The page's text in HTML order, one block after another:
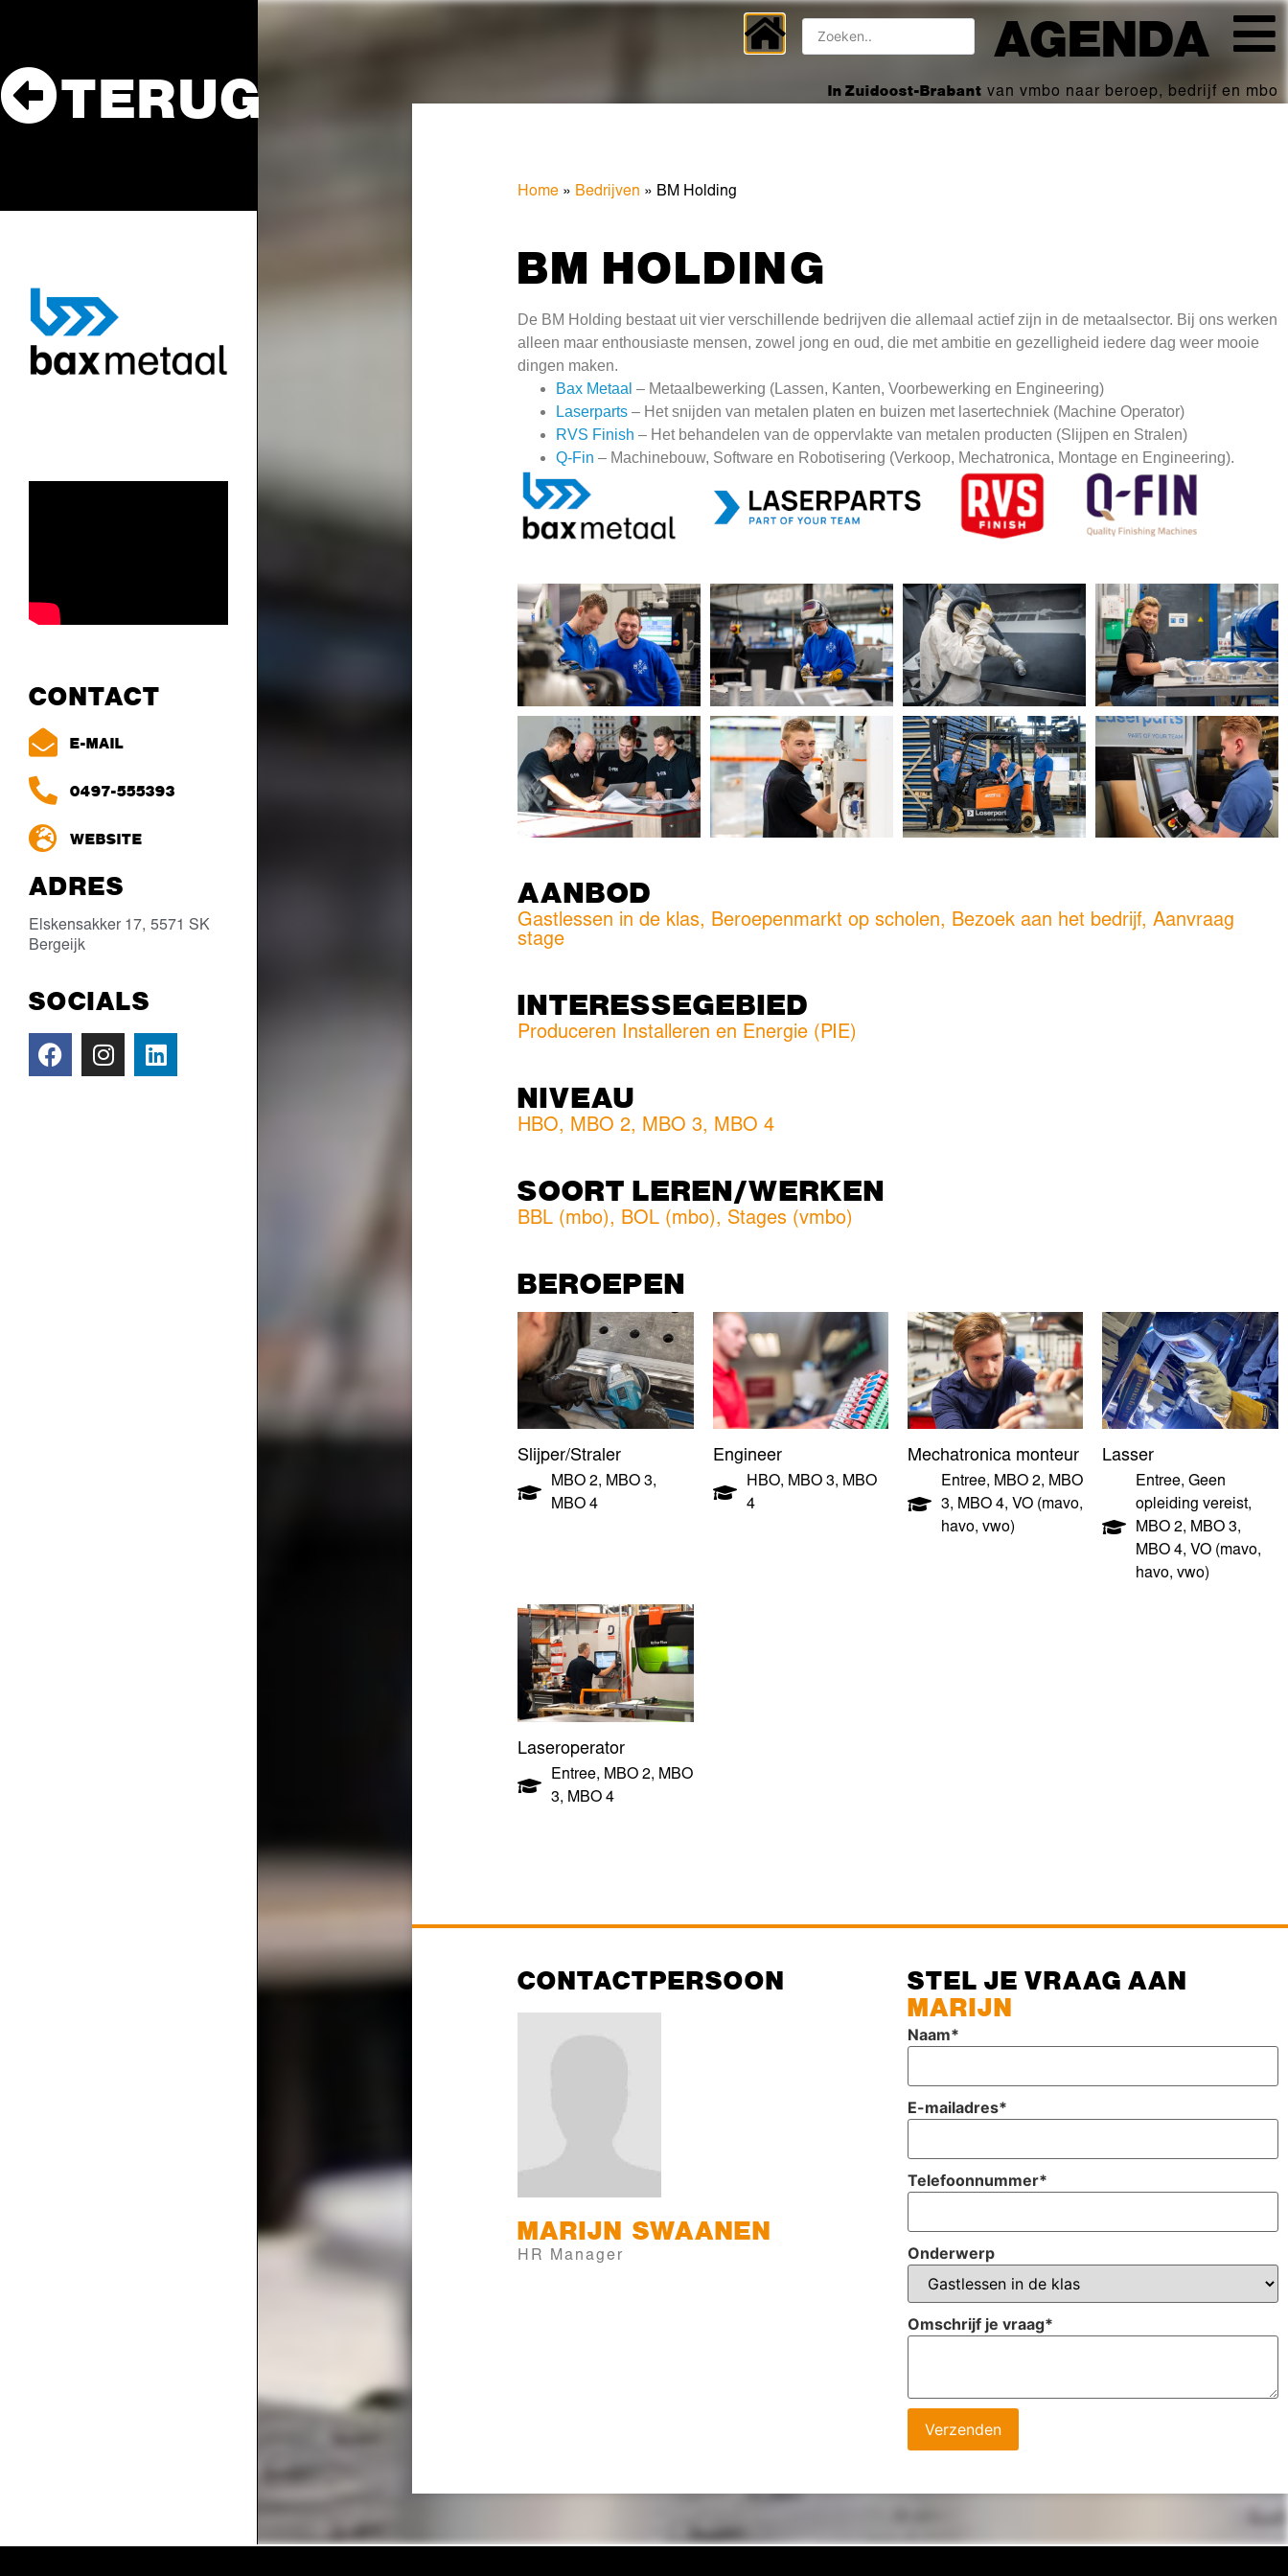
TERUG
CONTACT
E-MAIL
0497-555393
WEBSITE
ADRES
Elskensakker 17, 5571 SK
Bergeijk
SOCIALS
Home » Bedrijven » BM Holding
BM HOLDING
De BM Holding bestaat uit vier verschillende bedrijven die allemaal actief zijn in de metaalsector. Bij ons werken
alleen maar enthousiaste mensen, zowel jong en oud, die met ambitie en gezelligheid iedere dag weer mooie
dingen maken.
Bax Metaal – Metaalbewerking (Lassen, Kanten, Voorbewerking en Engineering)
Laserparts – Het snijden van metalen platen en buizen met lasertechniek (Machine Operator)
RVS Finish – Het behandelen van de oppervlakte van metalen producten (Slijpen en Stralen)
Q-Fin – Machinebouw, Software en Robotisering (Verkoop, Mechatronica, Montage en Engineering).
AANBOD
Gastlessen in de klas, Beroepenmarkt op scholen, Bezoek aan het bedrijf, Aanvraag
stage
INTERESSEGEBIED
Produceren Installeren en Energie (PIE)
NIVEAU
HBO, MBO 2, MBO 3, MBO 4
SOORT LEREN/WERKEN
BBL (mbo), BOL (mbo), Stages (vmbo)
BEROEPEN
Slijper/Straler
MBO 2, MBO 3,
MBO 4
Engineer
HBO, MBO 3, MBO
4
Mechatronica monteur
Entree, MBO 2, MBO
3, MBO 4, VO (mavo,
havo, vwo)
Lasser
Entree,Geen
opleiding vereist,
MBO 2, MBO 3,
MBO 4, VO (mavo,
havo, vwo)
Laseroperator
Entree, MBO 2, MBO
3, MBO 4
CONTACTPERSOON
MARIJN SWAANEN
HR Manager
STEL JE VRAAG AAN
MARIJN
Naam*
E-mailadres*
Telefoonnummer*
Onderwerp
Omschrijf je vraag*
Verzenden
AGENDA
In Zuidoost-Brabant van vmbo naar beroep, bedrijf en mbo